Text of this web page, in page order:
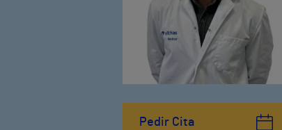
Pedir Cita